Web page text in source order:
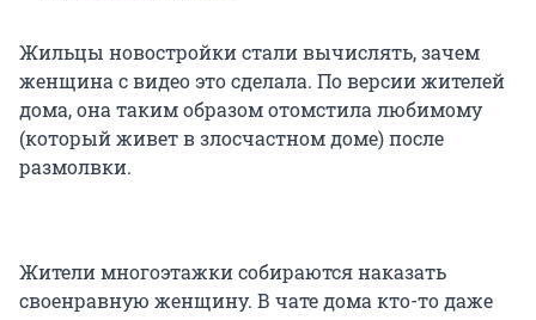
Жильцы новостройки стали вычислять, зачем
женщина с видео это сделала. По версии жителей
дома, она таким образом отомстила любимому
(который живет в злосчастном доме) после
размолвки.
Жители многоэтажки собираются наказать
своенравную женщину. В чате дома кто-то даже